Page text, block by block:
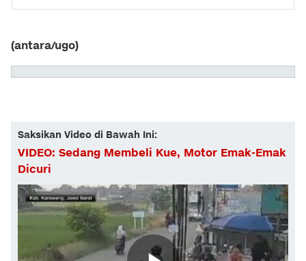
(antara/ugo)
Saksikan Video di Bawah Ini:
VIDEO: Sedang Membeli Kue, Motor Emak-Emak
Dicuri